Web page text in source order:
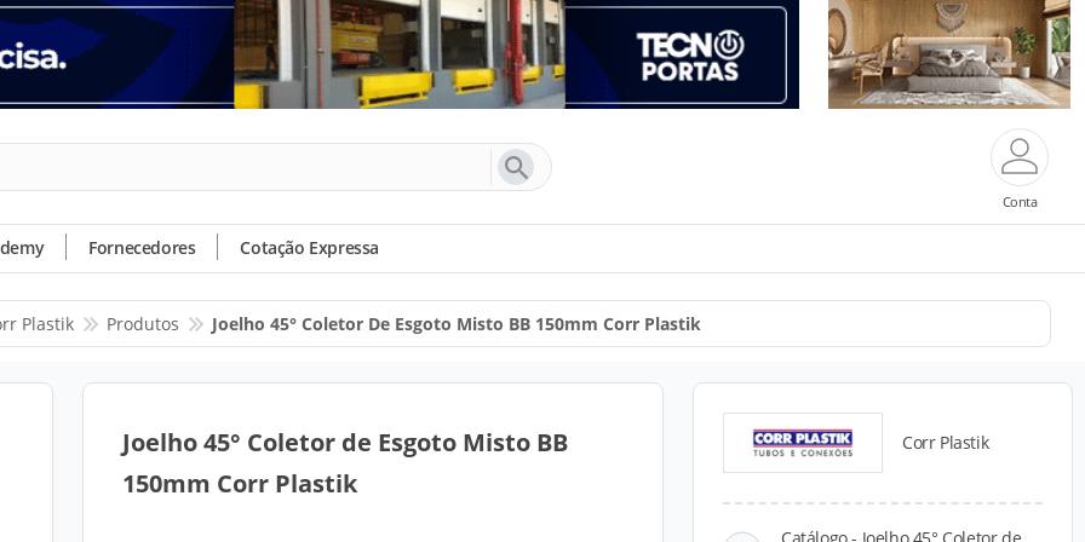
Conta
Fornecedores Cotação Expressa
Plastik Produtos Joelho 45° Coletor De Esgoto Misto BB 150mm Corr Plastik
Joelho 45° Coletor de Esgoto Misto BB
150mm Corr Plastik
Corr Plastik